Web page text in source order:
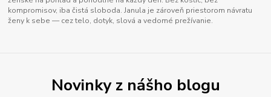
kompromisov, iba čistá sloboda. Janula je zároveň priestorom návratu
ženy k sebe — cez telo, dotyk, slová a vedomé prežívanie.
Novinky z nášho blogu